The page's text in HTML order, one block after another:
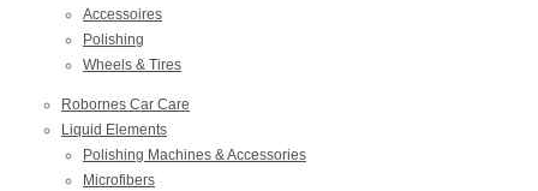
Accessoires
Polishing
Wheels & Tires
Robornes Car Care
Liquid Elements
Polishing Machines & Accessories
Microfibers